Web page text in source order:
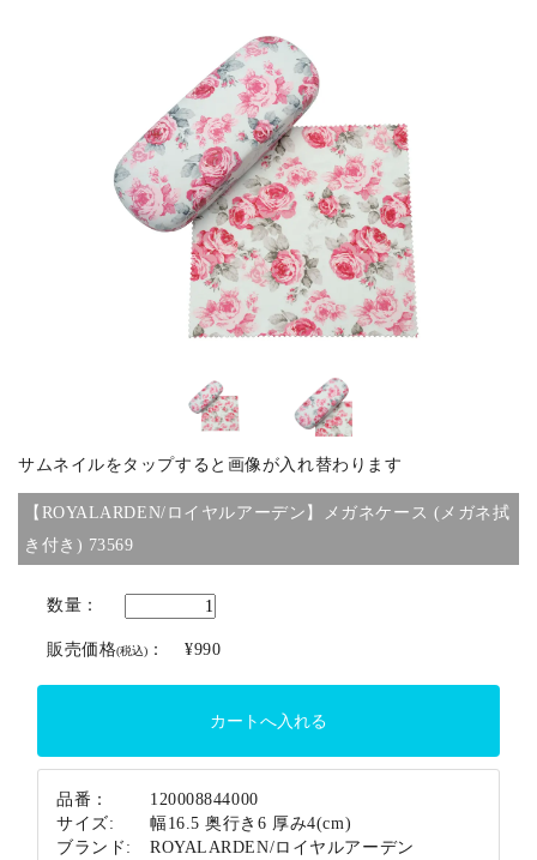
ピックアップ商品
商品カテゴリー/家具
商品カテゴリー/雑貨
カラー
素材
サムネイルをタップすると画像が入れ替わります
【ROYALARDEN/ロイヤルアーデン】メガネケース (メガネ拭
き付き) 73569
数量：
販売価格(税込) ： ¥990
品番：
120008844000
サイズ:
幅16.5 奥行き6 厚み4(cm)
ブランド:
ROYALARDEN/ロイヤルアーデン